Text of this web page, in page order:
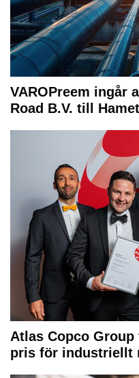
VAROPreem ingår
Road B.V. till
Atlas Copco
pris för industriellt